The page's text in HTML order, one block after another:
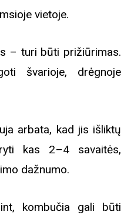
vietoje.
– turi būti prižiūrimas.
švarioje, drėgnoje
arbata, kad jis išliktų
kas 2–4 savaitės,
dažnumo.
kombučia gali būti